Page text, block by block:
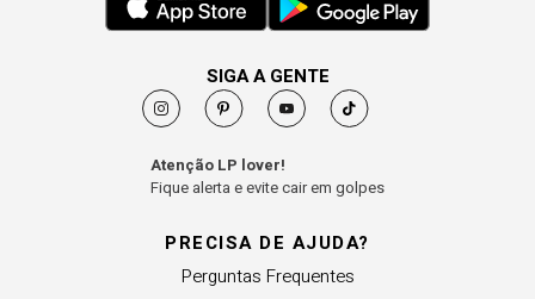
PRECISA DE AJUDA?
Perguntas Frequentes
SIGA A GENTE
Atenção LP lover!
Fique alerta e evite cair em golpes